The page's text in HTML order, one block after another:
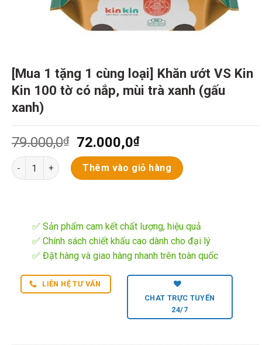
[Mua 1 tặng 1 cùng loại] Khăn ướt VS Kin
Kin 100 tờ có nắp, mùi trà xanh (gấu
xanh)
79.000,0₫
Giá
gốc
là:
79.000,0₫.
72.000,0₫Giá
hiện
tại
là:
[Mua 1 tặng 1 cùng loại] Khăn ướt VS Kin Kin 100 tờ có nắp,
Thêm vào giỏ hàng
✅ Sản phẩm cam kết chất lượng, hiệu quả
✅ Chính sách chiết khấu cao dành cho đại lý
✅ Đặt hàng và giao hàng nhanh trên toàn quốc
LIÊN HỆ TƯ VẤN
CHAT TRỰC TUYẾN
24/7